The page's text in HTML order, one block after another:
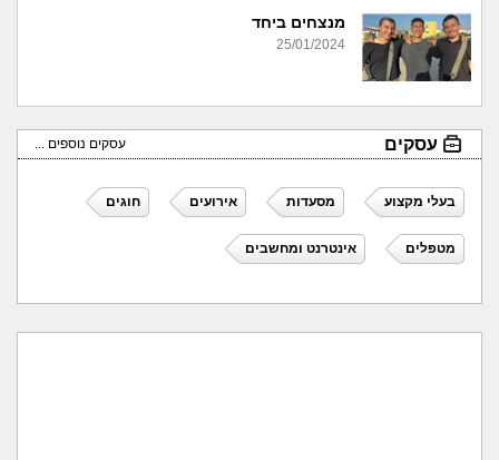
מנצחים ביחד
25/01/2024
עסקים עסקים נוספים ...
בעלי מקצוע מסעדות אירועים חוגים
מטפלים אינטרנט ומחשבים